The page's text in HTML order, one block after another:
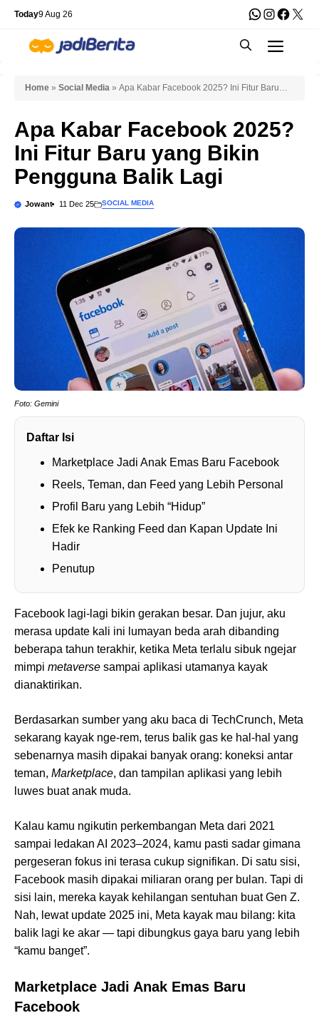
Skip
content
Today9 Aug 26 WhatsApp
X
Home » Social Media » Apa Kabar Facebook 2025? Ini Fitur Baru
Apa Kabar Facebook 2025?
Ini Fitur Baru yang Bikin
Pengguna Balik Lagi
Jowant 11 Dec 25 SOCIAL MEDIA
Foto: Gemini
Daftar Isi
Marketplace Jadi Anak Emas Baru Facebook
Reels, Teman, dan Feed yang Lebih Personal
Profil Baru yang Lebih “Hidup”
Efek ke Ranking Feed dan Kapan Update Ini
Hadir
Penutup
Facebook lagi-lagi bikin gerakan besar. Dan jujur, aku
merasa update kali ini lumayan beda arah dibanding
beberapa tahun terakhir, ketika Meta terlalu sibuk ngejar
mimpi metaverse sampai aplikasi utamanya kayak
dianaktirikan.
Berdasarkan sumber yang aku baca di TechCrunch, Meta
sekarang kayak nge-rem, terus balik gas ke hal-hal yang
sebenarnya masih dipakai banyak orang: koneksi antar
teman, Marketplace, dan tampilan aplikasi yang lebih
luwes buat anak muda.
Kalau kamu ngikutin perkembangan Meta dari 2021
sampai ledakan AI 2023–2024, kamu pasti sadar gimana
pergeseran fokus ini terasa cukup signifikan. Di satu sisi,
Facebook masih dipakai miliaran orang per bulan. Tapi di
sisi lain, mereka kayak kehilangan sentuhan buat Gen Z.
Nah, lewat update 2025 ini, Meta kayak mau bilang: kita
balik lagi ke akar — tapi dibungkus gaya baru yang lebih
“kamu banget”.
Marketplace Jadi Anak Emas Baru
Facebook